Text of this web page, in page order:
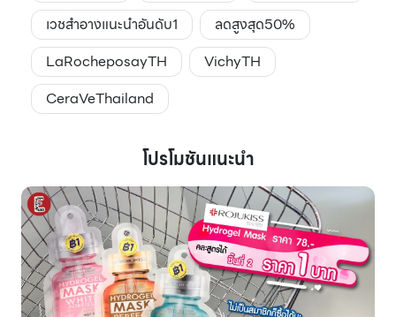
เวชสำอางแนะนำอันดับ1
ลดสูงสุด50%
LaRocheposayTH
VichyTH
CeraVeThailand
โปรโมชันแนะนำ